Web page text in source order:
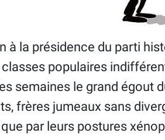
à la présidence du parti
populaires
semaines le grand égout
frères jumeaux sans
par leurs postures